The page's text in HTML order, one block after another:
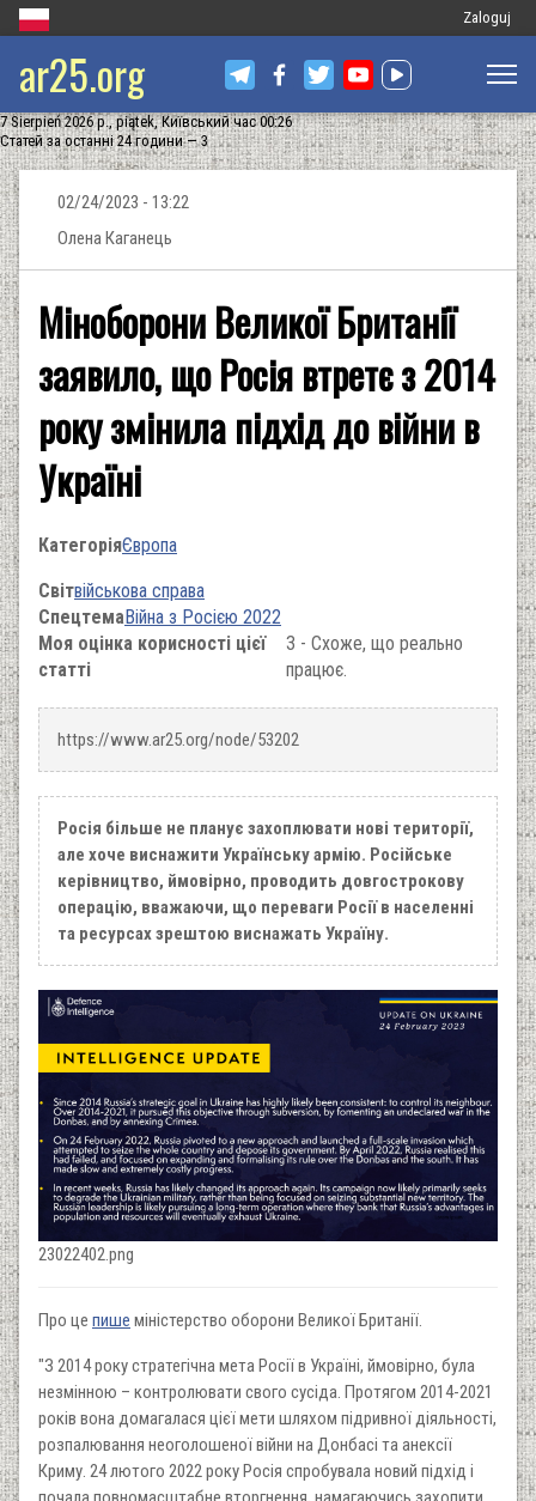
Меню
запису
Zaloguj
ar25.org
7 Sierpień 2026 р., piątek, Київський час 00:26
Статей за останні 24 години — 3
02/24/2023 - 13:22
Олена Каганець
Міноборони Великої Британії
заявило, що Росія втретє з 2014
року змінила підхід до війни в
Україні
КатегоріяЄвропа
Світвійськова справа
СпецтемаВійна з Росією 2022
Моя оцінка корисності цієї
статті
3 - Схоже, що реально
працює.
https://www.ar25.org/node/53202
Росія більше не планує захоплювати нові території,
але хоче виснажити Українську армію. Російське
керівництво, ймовірно, проводить довгострокову
операцію, вважаючи, що переваги Росії в населенні
та ресурсах зрештою виснажать Україну.
23022402.png
Про це пише міністерство оборони Великої Британії.
"З 2014 року стратегічна мета Росії в Україні, ймовірно, була
незмінною – контролювати свого сусіда. Протягом 2014-2021
років вона домагалася цієї мети шляхом підривної діяльності,
розпалювання неоголошеної війни на Донбасі та анексії
Криму. 24 лютого 2022 року Росія спробувала новий підхід і